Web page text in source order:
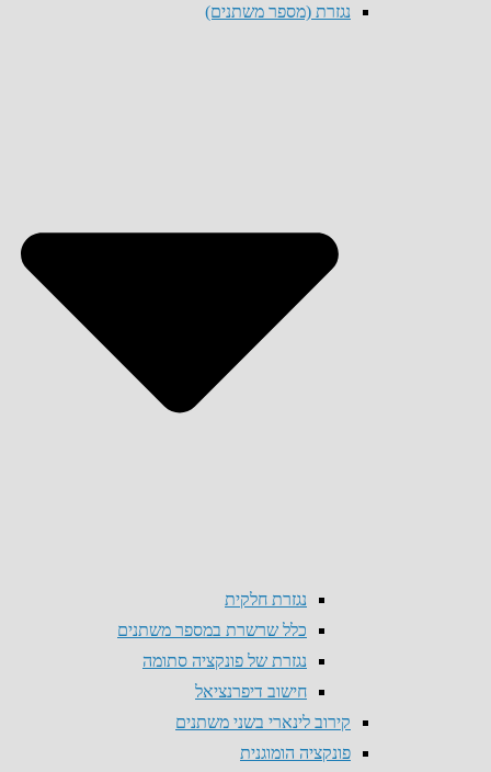
נגזרת (מספר משתנים)
נגזרת חלקית
כלל שרשרת במספר משתנים
נגזרת של פונקציה סתומה
חישוב דיפרנציאל
קירוב לינארי בשני משתנים
פונקציה הומוגנית